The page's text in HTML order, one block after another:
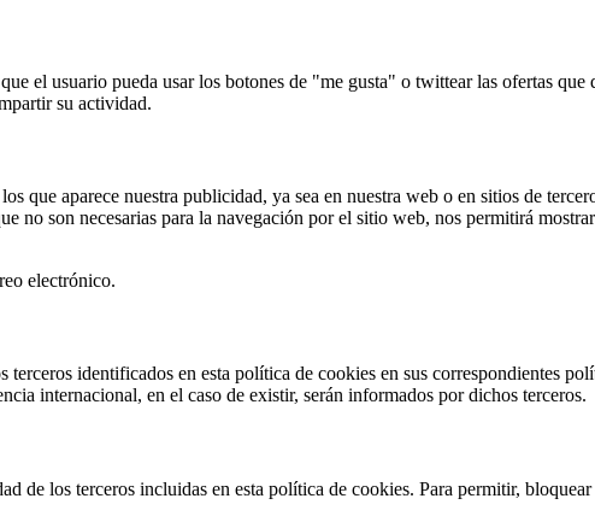
el usuario pueda usar los botones de "me gusta" o twittear las ofertas
su actividad.
que aparece nuestra publicidad, ya sea en nuestra web o en sitios de
no son necesarias para la navegación por el sitio web, nos permitirá
electrónico.
terceros identificados en esta política de cookies en sus correspondientes
internacional, en el caso de existir, serán informados por dichos terceros.
de los terceros incluidas en esta política de cookies. Para permitir,